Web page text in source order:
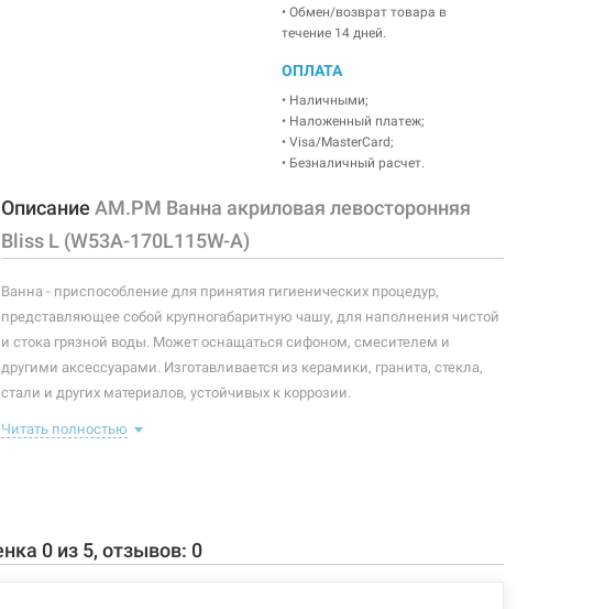
• Обмен/возврат товара в
течение 14 дней.
ОПЛАТА
• Наличными;
• Наложенный платеж;
• Visa/MasterCard;
• Безналичный расчет.
Описание AM.PM Ванна акриловая левосторонняя
Bliss L (W53A-170L115W-A)
Ванна - приспособление для принятия гигиенических процедур,
представляющее собой крупногабаритную чашу, для наполнения чистой
и стока грязной воды. Может оснащаться сифоном, смесителем и
другими аксессуарами. Изготавливается из керамики, гранита, стекла,
стали и других материалов, устойчивых к коррозии.
Особенности и комплектация:
каркас и фронтальная панель в комплектацию не входят,
Читать полностью
0 из 5, отзывов: 0